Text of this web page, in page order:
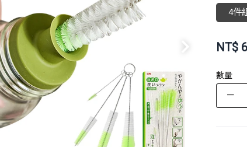
4件
NT$
數量
－